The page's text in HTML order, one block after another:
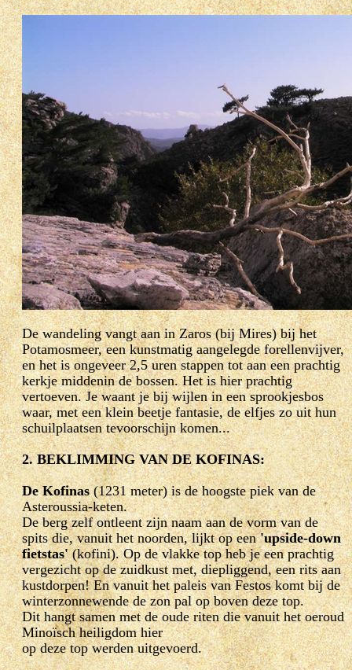
De wandeling vangt aan in Zaros (bij Mires) bij het
Potamosmeer, een kunstmatig aangelegde forellenvijver,
en het is ongeveer 2,5 uren stappen tot aan een prachtig
kerkje middenin de bossen. Het is hier prachtig
vertoeven. Je waant je bij wijlen in een sprookjesbos
waar, met een klein beetje fantasie, de elfjes zo uit hun
schuilplaatsen tevoorschijn komen...
2. BEKLIMMING VAN DE KOFINAS:
De Kofinas(1231 meter) is de hoogste piek van de
Asteroussia-keten.
De berg zelf ontleent zijn naam aan de vorm van de
spits die, vanuit het noorden, lijkt op een'upside-down
fietstas'(kofini). Op de vlakke top heb je een prachtig
vergezicht op de zuidkust met, diepliggend, een rits aan
kustdorpen! En vanuit het paleis van Festos komt bij de
winterzonnewende de zon pal op boven deze top.
Dit hangt samen met de oude riten die vanuit het oeroud
Minoïsch heiligdom hier
op deze top werden uitgevoerd.